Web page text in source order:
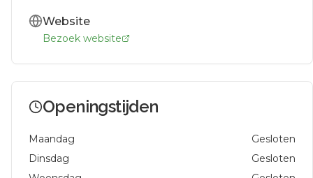
Website
Bezoek website
Openingstijden
Maandag
Gesloten
Dinsdag
Gesloten